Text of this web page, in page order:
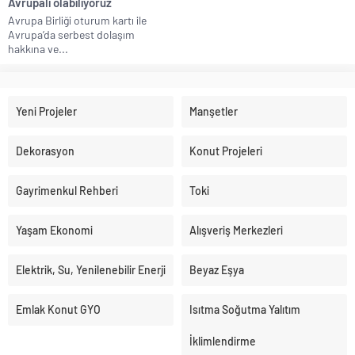
Avrupa Birliği oturum kartı ile
Avrupa’da serbest dolaşım
hakkına ve...
Yeni Projeler Manşetler
Dekorasyon Konut Projeleri
Gayrimenkul Rehberi Toki
Yaşam Ekonomi Alışveriş Merkezleri
Elektrik, Su, Yenilenebilir Enerji Beyaz Eşya
Emlak Konut GYO Isıtma Soğutma Yalıtım
İklimlendirme